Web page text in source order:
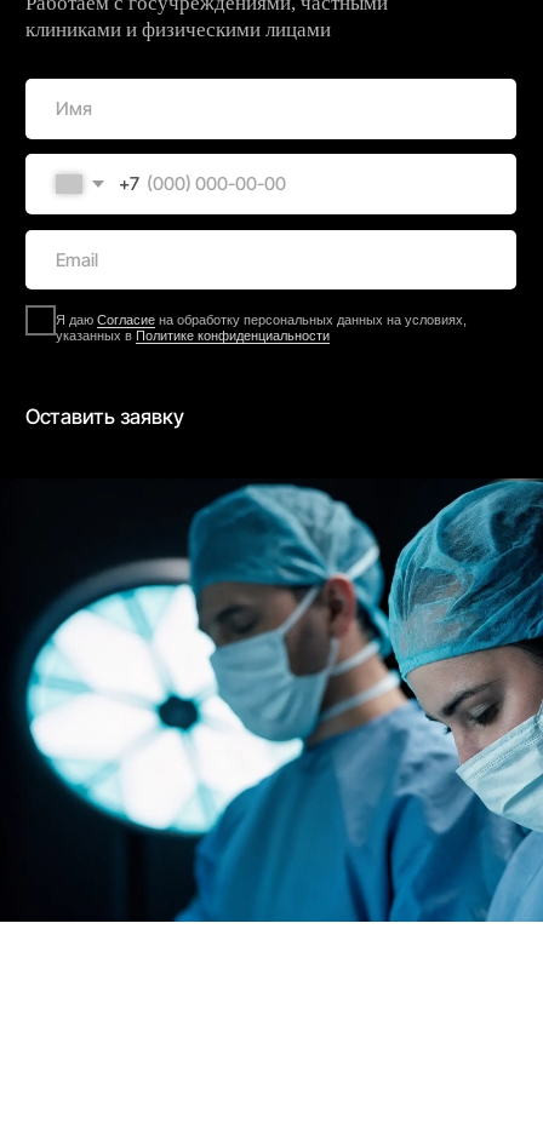
Оставить заявку
на обработку персональных данных на условиях,
указанных вПолитике конфиденциальности
Участвуем в формировании
будущего медицины
пресс-центр
Открыть пресс-центр